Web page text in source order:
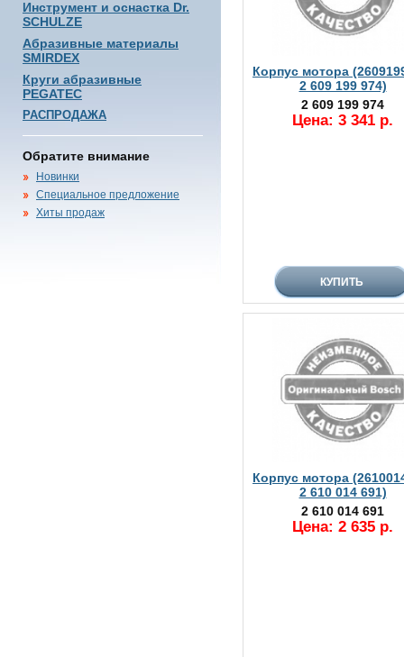
Инструмент и оснастка Dr.
SCHULZE
Абразивные материалы
SMIRDEX
Круги абразивные
PEGATEC
РАСПРОДАЖА
Обратите внимание
Новинки
Специальное предложение
Хиты продаж
Корпус мотора
2 609 199 974)
2 609 199 974
Цена: 3 341 р.
Корпус мотора
2 610 014 691)
2 610 014 691
Цена: 2 635 р.